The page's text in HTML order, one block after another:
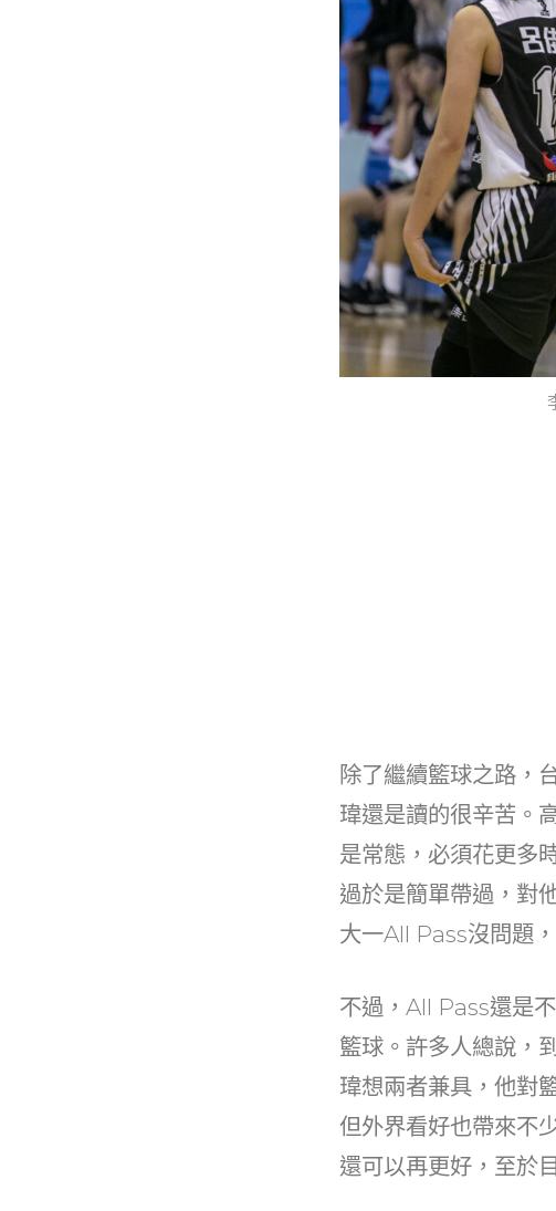
除了繼續籃球之路，
瑋還是讀的很辛苦。
是常態，必須花更多
過於是簡單帶過，對
大一All Pass沒問題
不過，All Pass還是
籃球。許多人總說，
瑋想兩者兼具，他對
但外界看好也帶來不
還可以再更好，至於